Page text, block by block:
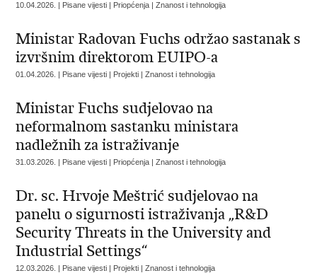
10.04.2026. | Pisane vijesti | Priopćenja | Znanost i tehnologija
Ministar Radovan Fuchs održao sastanak s
izvršnim direktorom EUIPO-a
01.04.2026. | Pisane vijesti | Projekti | Znanost i tehnologija
Ministar Fuchs sudjelovao na
neformalnom sastanku ministara
nadležnih za istraživanje
31.03.2026. | Pisane vijesti | Priopćenja | Znanost i tehnologija
Dr. sc. Hrvoje Meštrić sudjelovao na
panelu o sigurnosti istraživanja „R&D
Security Threats in the University and
Industrial Settings“
12.03.2026. | Pisane vijesti | Projekti | Znanost i tehnologija